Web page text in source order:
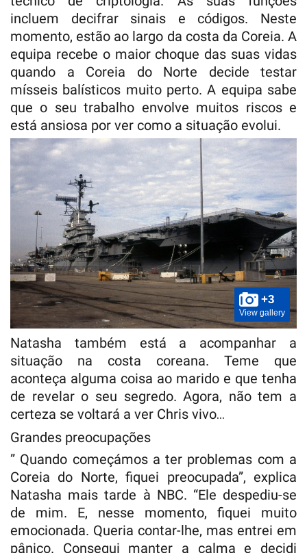
incluem decifrar sinais e códigos. Neste
momento, estão ao largo da costa da Coreia. A
equipa recebe o maior choque das suas vidas
quando a Coreia do Norte decide testar
mísseis balísticos muito perto. A equipa sabe
que o seu trabalho envolve muitos riscos e
está ansiosa por ver como a situação evolui.
+3
View gallery
Natasha também está a acompanhar a
situação na costa coreana. Teme que
aconteça alguma coisa ao marido e que tenha
de revelar o seu segredo. Agora, não tem a
certeza se voltará a ver Chris vivo…
Grandes preocupações
” Quando começámos a ter problemas com a
Coreia do Norte, fiquei preocupada”, explica
Natasha mais tarde à NBC. “Ele despediu-se
de mim. E, nesse momento, fiquei muito
emocionada. Queria contar-lhe, mas entrei em
pânico. Consegui manter a calma e decidi